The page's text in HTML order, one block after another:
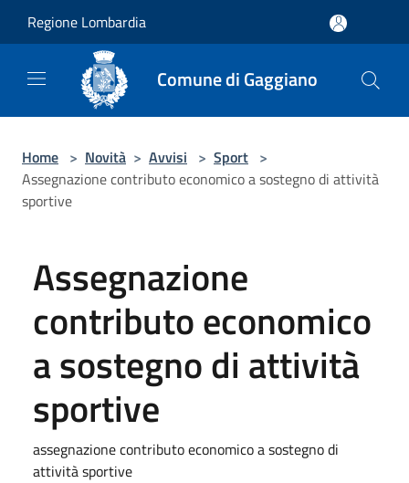
Regione Lombardia
Comune di Gaggiano
Home > Novità > Avvisi > Sport >
Assegnazione contributo economico a sostegno di attività
sportive
Assegnazione
contributo economico
a sostegno di attività
sportive
assegnazione contributo economico a sostegno di
attività sportive